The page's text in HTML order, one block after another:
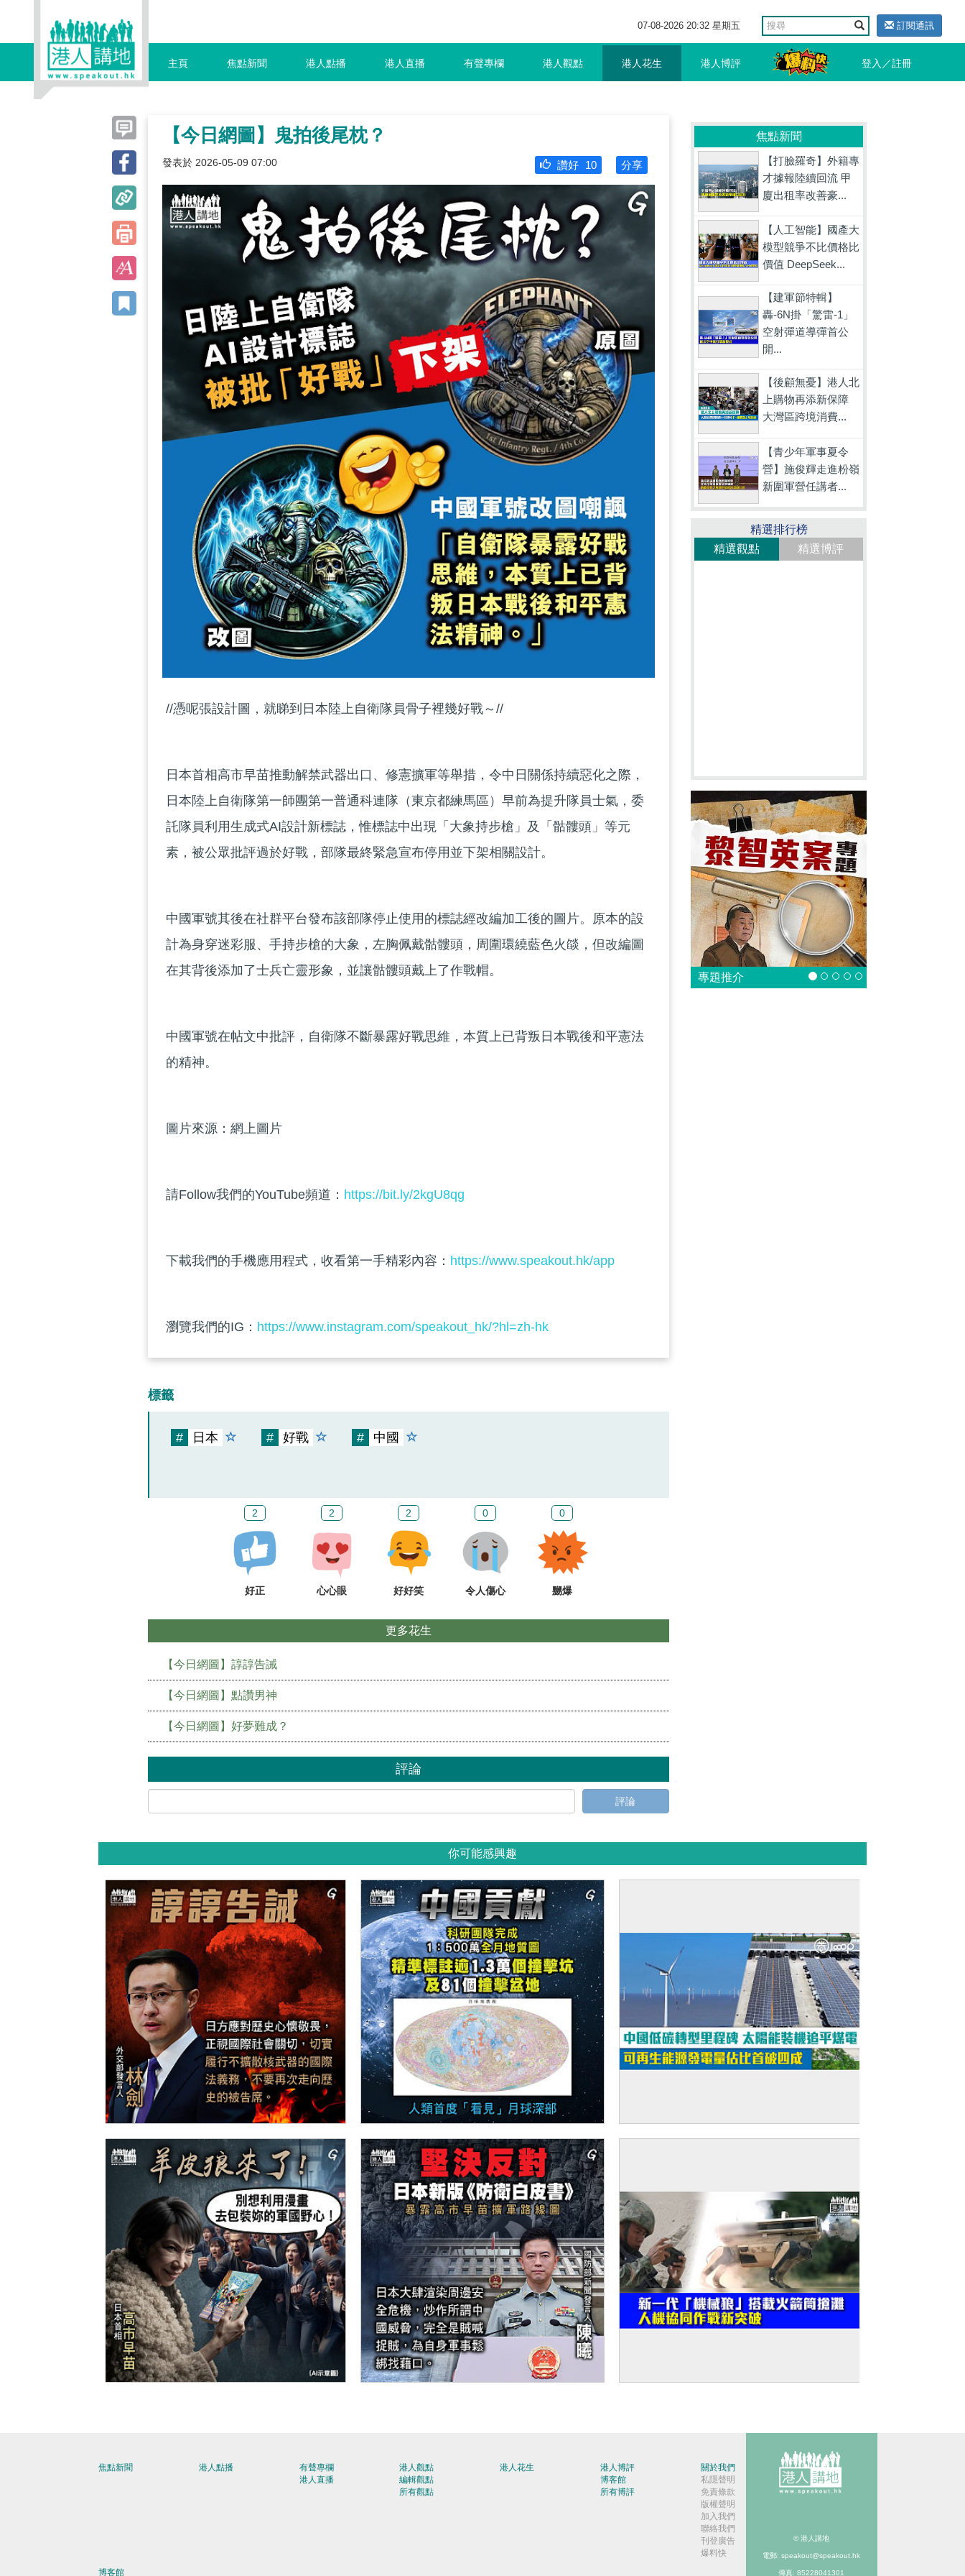
07-08-2026 20:32 星期五 訂閱通訊
主頁 焦點新聞 港人點播 港人直播 有聲專欄 港人觀點 港人花生 港人博評 登入／註冊
【今日網圖】鬼拍後尾枕？
發表於 2026-05-09 07:00 分享
讚好 10
//憑呢張設計圖，就睇到日本陸上自衛隊員骨子裡幾好戰～//
日本首相高市早苗推動解禁武器出口、修憲擴軍等舉措，令中日關係持續惡化之際，
日本陸上自衛隊第一師團第一普通科連隊（東京都練馬區）早前為提升隊員士氣，委
託隊員利用生成式AI設計新標誌，惟標誌中出現「大象持步槍」及「骷髏頭」等元
素，被公眾批評過於好戰，部隊最終緊急宣布停用並下架相關設計。
中國軍號其後在社群平台發布該部隊停止使用的標誌經改編加工後的圖片。原本的設
計為身穿迷彩服、手持步槍的大象，左胸佩戴骷髏頭，周圍環繞藍色火燄，但改編圖
在其背後添加了士兵亡靈形象，並讓骷髏頭戴上了作戰帽。
中國軍號在帖文中批評，自衛隊不斷暴露好戰思維，本質上已背叛日本戰後和平憲法
的精神。
圖片來源：網上圖片
請Follow我們的YouTube頻道： https://bit.ly/2kgU8qg
下載我們的手機應用程式，收看第一手精彩內容： https://www.speakout.hk/app
瀏覽我們的IG： https://www.instagram.com/speakout_hk/?hl=zh-hk
標籤
# 日本 # 好戰 # 中國
2
好正
2
心心眼
2
好好笑
0
令人傷心
0
嬲爆
更多花生
【今日網圖】諄諄告誡
【今日網圖】點讚男神
【今日網圖】好夢難成？
評論
評論
焦點新聞
【打臉羅奇】外籍專
才據報陸續回流 甲
廈出租率改善豪...
【人工智能】國產大
模型競爭不比價格比
價值 DeepSeek...
【建軍節特輯】
轟-6N掛「驚雷-1」
空射彈道導彈首公
開...
【後顧無憂】港人北
上購物再添新保障
大灣區跨境消費...
【青少年軍事夏令
營】施俊輝走進粉嶺
新圍軍營任講者...
精選排行榜
精選觀點
精選博評
專題推介
你可能感興趣
焦點新聞 港人點播
有聲專欄
港人直播
港人觀點
編輯觀點
所有觀點
港人花生
港人博評
博客館
所有博評
關於我們
私隱聲明
免責條款
版權聲明
加入我們
聯絡我們
刊登廣告
爆料快
博客館
© 港人講地
電郵: speakout@speakout.hk
傳真: 85228041301